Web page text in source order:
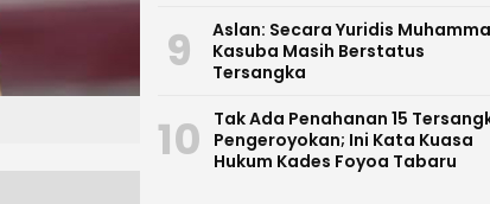
9
Aslan: Secara Yuridis
Kasuba Masih Berstatus
Tersangka
10
Tak Ada Penahanan 15
Pengeroyokan; Ini Kata Kuasa
Hukum Kades Foyoa Tabaru